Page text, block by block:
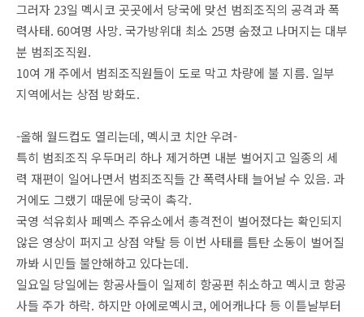
그러자 23일 멕시코 곳곳에서 당국에 맞선 범죄조직의 공격과 폭
력사태. 60여명 사망. 국가방위대 최소 25명 숨졌고 나머지는 대부
분 범죄조직원.
10여 개 주에서 범죄조직원들이 도로 막고 차량에 불 지름. 일부
지역에서는 상점 방화도.
-올해 월드컵도 열리는데, 멕시코 치안 우려-
특히 범죄조직 우두머리 하나 제거하면 내분 벌어지고 일종의 세
력 재편이 일어나면서 범죄조직들 간 폭력사태 늘어날 수 있음. 과
거에도 그랬기 때문에 당국이 촉각.
국영 석유회사 페멕스 주유소에서 총격전이 벌어졌다는 확인되지
않은 영상이 퍼지고 상점 약탈 등 이번 사태를 틈탄 소동이 벌어질
까봐 시민들 불안해하고 있다는데.
일요일 당일에는 항공사들이 일제히 항공편 취소하고 멕시코 항공
사들 주가 하락. 하지만 아에로멕시코, 에어캐나다 등 이튿날부터